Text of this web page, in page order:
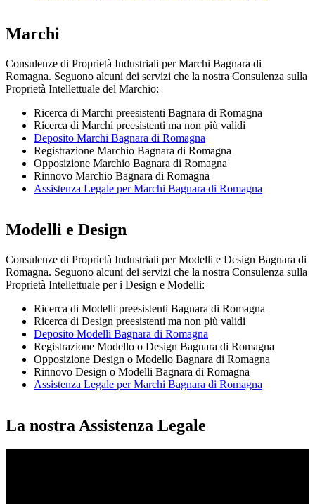
Marchi
Consulenze di Proprietà Industriali per Marchi Bagnara di
Romagna. Seguono alcuni dei servizi che la nostra Consulenza sulla
Proprietà Intellettuale del Marchio:
Ricerca di Marchi preesistenti Bagnara di Romagna
Ricerca di Marchi preesistenti ma non più validi
Deposito Marchi Bagnara di Romagna
Registrazione Marchio Bagnara di Romagna
Opposizione Marchio Bagnara di Romagna
Rinnovo Marchio Bagnara di Romagna
Assistenza Legale per Marchi Bagnara di Romagna
Modelli e Design
Consulenze di Proprietà Industriali per Modelli e Design Bagnara di
Romagna. Seguono alcuni dei servizi che la nostra Consulenza sulla
Proprietà Intellettuale per i Design e Modelli:
Ricerca di Modelli preesistenti Bagnara di Romagna
Ricerca di Design preesistenti ma non più validi
Deposito Modelli Bagnara di Romagna
Registrazione Modello o Design Bagnara di Romagna
Opposizione Design o Modello Bagnara di Romagna
Rinnovo Design o Modelli Bagnara di Romagna
Assistenza Legale per Marchi Bagnara di Romagna
La nostra Assistenza Legale